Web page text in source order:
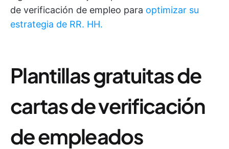
de verificación de empleo para optimizar su
estrategia de RR. HH.
Plantillas gratuitas de
cartas de verificación
de empleados